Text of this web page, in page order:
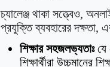
চ্যালেঞ্জ থাকা সত্ত্বেও,
প্রযুক্তি ব্যবহারের দক্ষতা,
শিক্ষার সহজলভ্যতাঃযে
শিক্ষার্থীরা উচ্চমানের